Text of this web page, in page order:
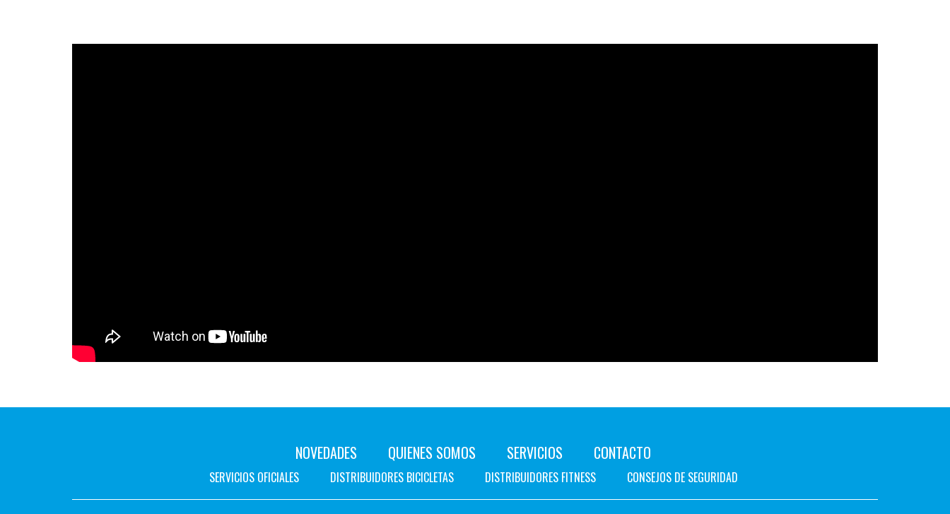
NOVEDADES QUIENES SOMOS SERVICIOS CONTACTO
SERVICIOS OFICIALES DISTRIBUIDORES BICICLETAS DISTRIBUIDORES FITNESS CONSEJOS DE SEGURIDAD